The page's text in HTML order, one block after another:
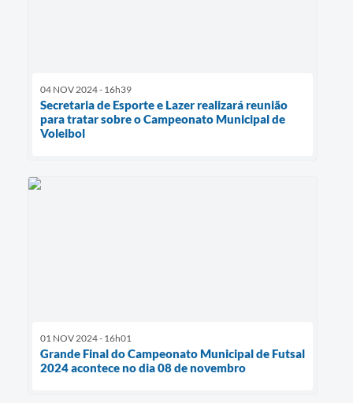
04 NOV 2024 - 16h39
Secretaria de Esporte e Lazer realizará reunião
para tratar sobre o Campeonato Municipal de
Voleibol
01 NOV 2024 - 16h01
Grande Final do Campeonato Municipal de Futsal
2024 acontece no dia 08 de novembro